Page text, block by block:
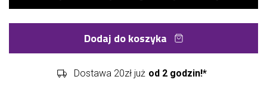
Dodaj do koszyka
Dostawa 20zł już od 2 godzin!*